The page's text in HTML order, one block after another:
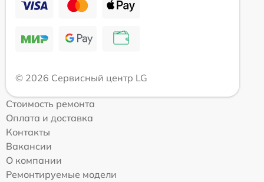
© 2026 Сервисный центр LG
Стоимость ремонта
Оплата и доставка
Контакты
Вакансии
О компании
Ремонтируемые модели